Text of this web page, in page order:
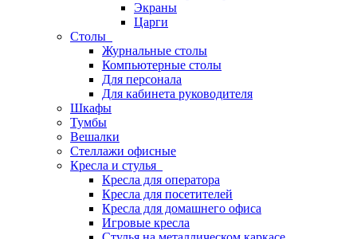
Экраны
Царги
Столы
Журнальные столы
Компьютерные столы
Для персонала
Для кабинета руководителя
Шкафы
Тумбы
Вешалки
Стеллажи офисные
Кресла и стулья
Кресла для оператора
Кресла для посетителей
Кресла для домашнего офиса
Игровые кресла